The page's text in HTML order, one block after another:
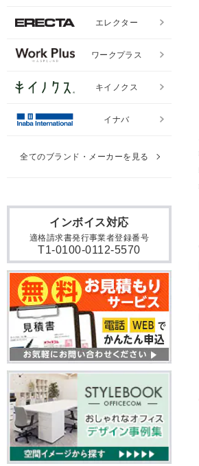
インボイス対応
適格請求書発行事業者登録番号
T1-0100-0112-5570
エレクター
ワークプラス
キイノクス
イナバ
全てのブランド・メーカーを見る